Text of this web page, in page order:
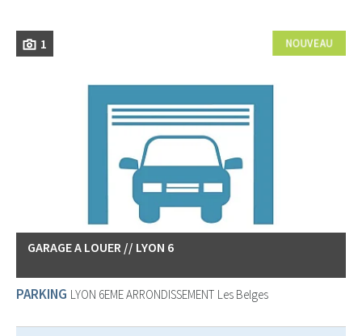
1
GARAGE A LOUER // LYON 6
PARKING LYON 6EME ARRONDISSEMENT Les Belges